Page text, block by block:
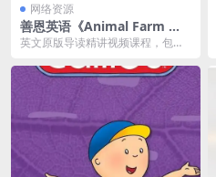
网络资源
善恩英语《Animal Farm 动
物农场 (精读课+单词表+练习)
英文原版导读精讲视频课程，包含
F，适合6-12岁孩...